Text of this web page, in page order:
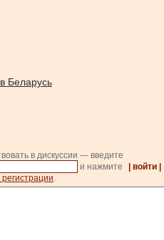
Беларусь
в дискуссии — введите
и нажмите | войти |
.